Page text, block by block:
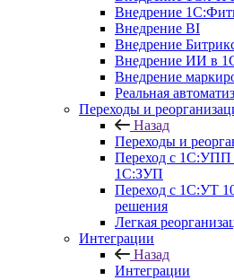
Внедрение
Внедрение BI
Внедрение
Внедрение ИИ в
Внедрение
Реальная
Переходы и
Назад
Переходы и
Переход с 1С:УПП
1С:ЗУП
Переход с 1С:УТ
решения
Легкая
Интеграции
Назад
Интеграции